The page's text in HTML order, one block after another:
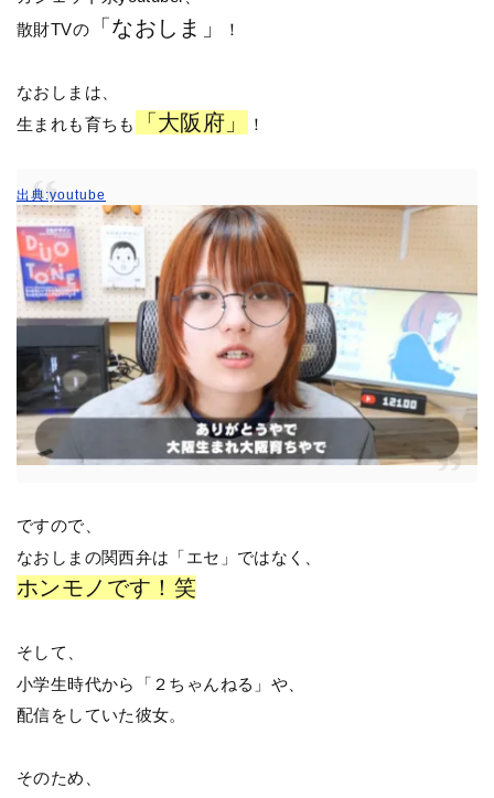
散財TVの「なおしま」 ！
なおしまは、
生まれも育ちも
「大阪府」 ！
出典:youtube
ですので、
なおしまの関西弁は「エセ」ではなく、
ホンモノです！笑
そして、
小学生時代から「２ちゃんねる」や、
配信をしていた彼女。
そのため、